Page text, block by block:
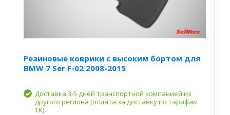
Резиновые коврики с высоким бортом для
BMW 7 Ser F-02 2008-2015
Доставка 3-5 дней транспортной компанией из
другого региона (оплата за доставку по тарифам
ТК)